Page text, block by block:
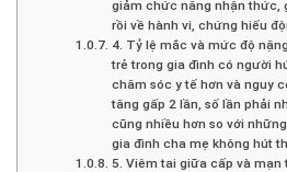
giảm chức năng nhận thức,
rồi về hành vi, chứng hiếu
4. Tỷ lệ mắc và mức độ
trẻ trong gia đình có người
chăm sóc y tế hơn và nguy
tăng gấp 2 lần, số lần phải
cũng nhiều hơn so với
gia đình cha mẹ không hút
5. Viêm tai giữa cấp và mạn